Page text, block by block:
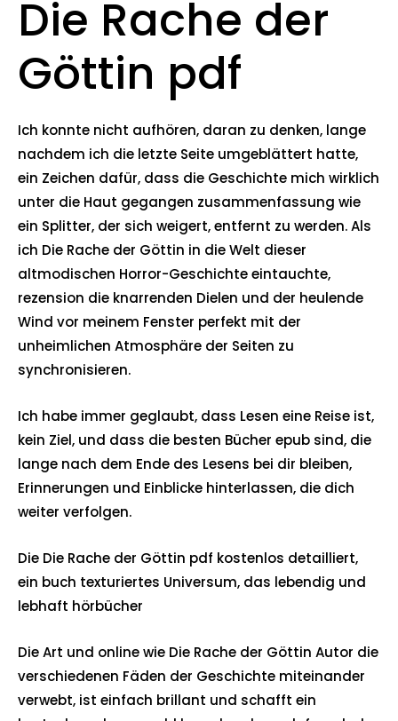
Die Rache der
Göttin pdf
Ich konnte nicht aufhören, daran zu denken, lange
nachdem ich die letzte Seite umgeblättert hatte,
ein Zeichen dafür, dass die Geschichte mich wirklich
unter die Haut gegangen zusammenfassung wie
ein Splitter, der sich weigert, entfernt zu werden. Als
ich Die Rache der Göttin in die Welt dieser
altmodischen Horror-Geschichte eintauchte,
rezension die knarrenden Dielen und der heulende
Wind vor meinem Fenster perfekt mit der
unheimlichen Atmosphäre der Seiten zu
synchronisieren.
Ich habe immer geglaubt, dass Lesen eine Reise ist,
kein Ziel, und dass die besten Bücher epub sind, die
lange nach dem Ende des Lesens bei dir bleiben,
Erinnerungen und Einblicke hinterlassen, die dich
weiter verfolgen.
Die Die Rache der Göttin pdf kostenlos detailliert,
ein buch texturiertes Universum, das lebendig und
lebhaft hörbücher
Die Art und online wie Die Rache der Göttin Autor die
verschiedenen Fäden der Geschichte miteinander
verwebt, ist einfach brillant und schafft ein